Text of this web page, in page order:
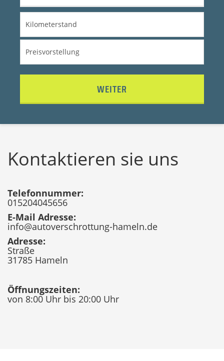
WEITER
Kontaktieren sie uns
Telefonnummer:
015204045656
E-Mail Adresse:
info@autoverschrottung-hameln.de
Adresse:
Straße
31785 Hameln
Öffnungszeiten:
von 8:00 Uhr bis 20:00 Uhr